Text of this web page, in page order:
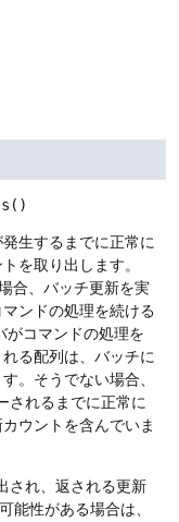
()
生するまでに正常に
を取り出します。
合、バッチ更新を実
ンドの処理を続ける
がコマンドの処理を
る配列は、バッチに
。そうでない場合、
されるまでに正常に
ウントを含んでいま
され、返される更新
能性がある場合は、